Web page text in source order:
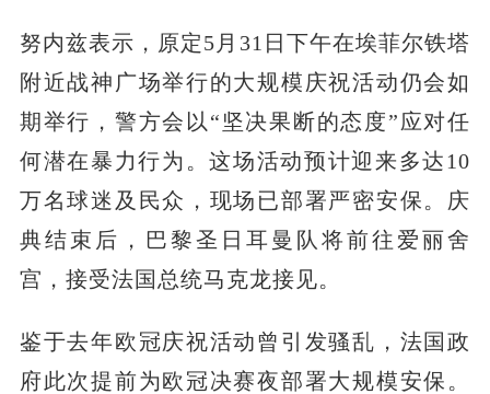
努内兹表示，原定5月31日下午在埃菲尔铁塔
附近战神广场举行的大规模庆祝活动仍会如
期举行，警方会以“坚决果断的态度”应对任
何潜在暴力行为。这场活动预计迎来多达10
万名球迷及民众，现场已部署严密安保。庆
典结束后，巴黎圣日耳曼队将前往爱丽舍
宫，接受法国总统马克龙接见。
鉴于去年欧冠庆祝活动曾引发骚乱，法国政
府此次提前为欧冠决赛夜部署大规模安保。